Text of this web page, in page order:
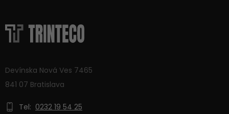
Devínska Nová Ves 7465
841 07 Bratislava
Tel: 0232 19 54 25